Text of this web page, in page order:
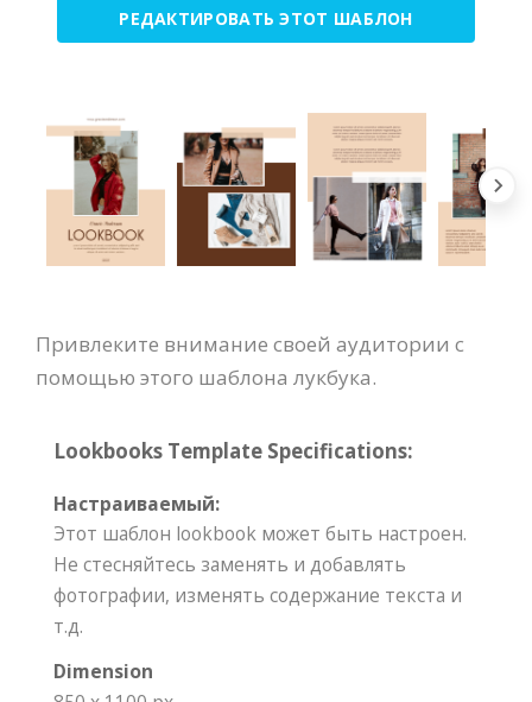
РЕДАКТИРОВАТЬ ЭТОТ ШАБЛОН
Привлеките внимание своей аудитории с
помощью этого шаблона лукбука.
Lookbooks Template Specifications:
Настраиваемый:
Этот шаблон lookbook может быть настроен.
Не стесняйтесь заменять и добавлять
фотографии, изменять содержание текста и
т.д.
Dimension